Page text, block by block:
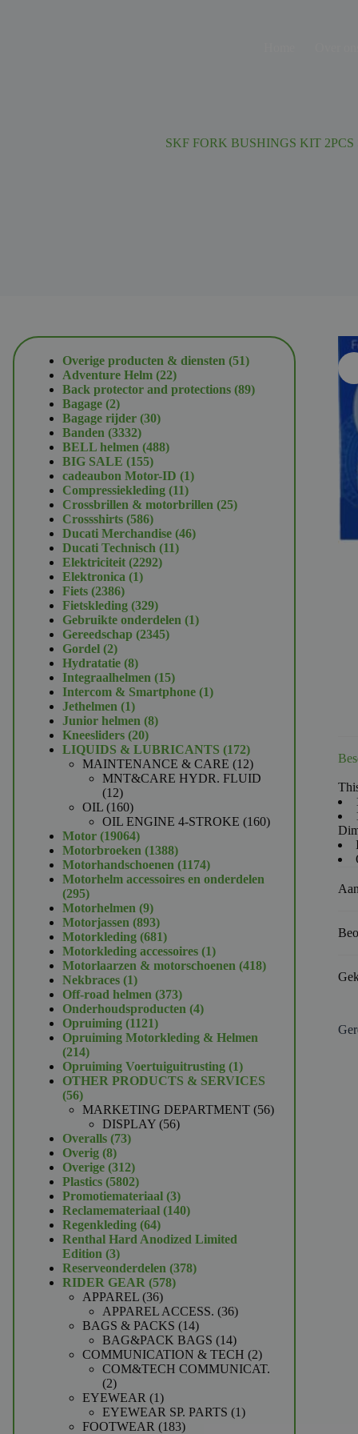
SKF FORK BUSHINGS KIT 2PCS
Overige producten & diensten 5151
Adventure Helm 2222
producten
Back protector and protections 8989
Bagage 22
producten
Bagage rijder 3030
Banden 33323332
producten
BELL helmen 488488
BIG SALE 155155
producten
cadeaubon Motor-ID 11
Compressiekleding 1111
producten
Crossbrillen & motorbrillen 2525
Crossshirts 586586
producten
Ducati Merchandise 4646
Ducati Technisch 1111
Elektriciteit 22922292
Elektronica 11
Fiets 23862386
producten
Fietskleding 329329
producten
Gebruikte onderdelen 11
Gereedschap 23452345
Gordel 22
producten
Hydratatie 88
producten
Integraalhelmen 1515
producten
Intercom & Smartphone 11
Jethelmen 11
product
Junior helmen 88
Kneesliders 2020
producten
LIQUIDS & LUBRICANTS 172172
producten
MAINTENANCE & CARE 1212
producten
MNT&CARE HYDR. FLUID
1212
producten
OIL 160160
producten
OIL ENGINE 4-STROKE 160160
Motor 1906419064
producten
Motorbroeken 13881388
producten
Motorhandschoenen 11741174
producten
Motorhelm accessoires en onderdelen
295295
producten
Motorhelmen 99
producten
Motorjassen 893893
producten
Motorkleding 681681
producten
Motorkleding accessoires 11
product
Motorlaarzen & motorschoenen 418418
Nekbraces 11
product
Off-road helmen 373373
producten
Onderhoudsproducten 44
Opruiming 11211121
producten
Opruiming Motorkleding & Helmen
214214
producten
Opruiming Voertuiguitrusting 11
product
OTHER PRODUCTS & SERVICES
5656
producten
MARKETING DEPARTMENT 5656
DISPLAY 5656
Overalls 7373
Overig 88
producten
Overige 312312
producten
Plastics 58025802
producten
Promotiemateriaal 33
producten
Reclamemateriaal 140140
Regenkleding 6464
producten
Renthal Hard Anodized Limited
Edition 33
producten
Reserveonderdelen 378378
RIDER GEAR 578578
APPAREL 3636
producten
APPAREL ACCESS. 3636
BAGS & PACKS 1414
producten
BAG&PACK BAGS 1414
producten
COMMUNICATION & TECH 22
producten
COM&TECH COMMUNICAT.
22
producten
EYEWEAR 11
product
EYEWEAR SP. PARTS 11
FOOTWEAR 183183